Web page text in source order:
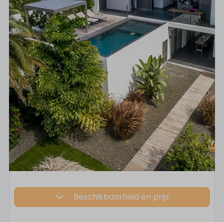
Beschikbaarheid en prijs